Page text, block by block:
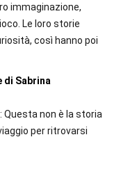
immaginazione,
Le loro storie
così hanno poi
di Sabrina
Questa non è la storia
per ritrovarsi